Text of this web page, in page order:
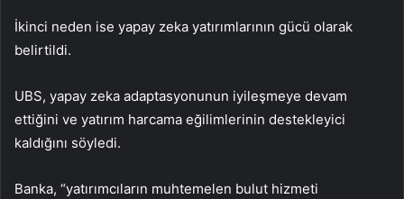
İkinci neden ise yapay zeka yatırımlarının gücü olarak
belirtildi.
UBS, yapay zeka adaptasyonunun iyileşmeye devam
ettiğini ve yatırım harcama eğilimlerinin destekleyici
kaldığını söyledi.
Banka, “yatırımcıların muhtemelen bulut hizmeti